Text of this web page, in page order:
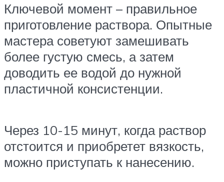
Ключевой момент – правильное
приготовление раствора. Опытные
мастера советуют замешивать
более густую смесь, а затем
доводить ее водой до нужной
пластичной консистенции.
Через 10-15 минут, когда раствор
отстоится и приобретет вязкость,
можно приступать к нанесению.